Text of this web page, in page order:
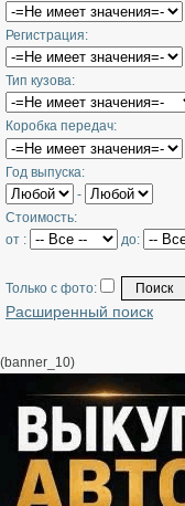
Регистрация:
Тип кузова:
Коробка передач:
Год выпуска:
-
Стоимость:
от :
до:
Только с фото:
Расширенный поиск
(banner_10)